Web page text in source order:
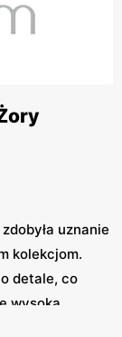
uznanie
kolekcjom.
detale, co
wysoką
szeroki wybór